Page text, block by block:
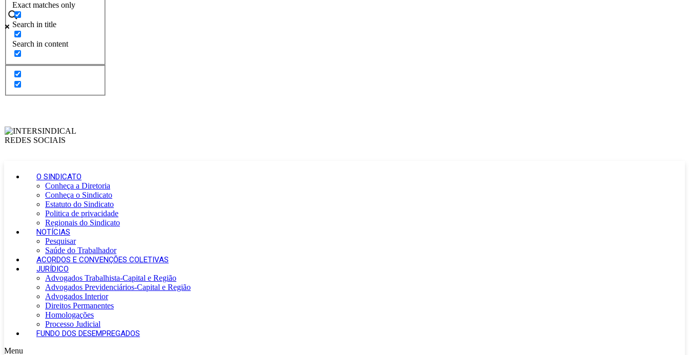
Exact matches only
Search in title
Search in content
O SINDICATO
Conheça a Diretoria
Conheça o Sindicato
Estatuto do Sindicato
Politica de privacidade
Regionais do Sindicato
NOTÍCIAS
Pesquisar
Saúde do Trabalhador
ACORDOS E CONVENÇÕES COLETIVAS
JURÍDICO
Advogados Trabalhista-Capital e Região
Advogados Previdenciários-Capital e Região
Advogados Interior
Direitos Permanentes
Homologações
Processo Judicial
FUNDO DOS DESEMPREGADOS
Menu